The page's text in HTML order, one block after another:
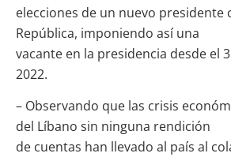
elecciones de un nuevo presidente
República, imponiendo así una
vacante en la presidencia desde el
2022.
– Observando que las crisis
del Líbano sin ninguna rendición
de cuentas han llevado al país al